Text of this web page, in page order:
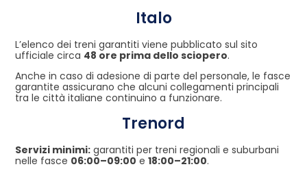
Italo
L’elenco dei treni garantiti viene pubblicato sul sito
ufficiale circa 48 ore prima dello sciopero.
Anche in caso di adesione di parte del personale, le fasce
garantite assicurano che alcuni collegamenti principali
tra le città italiane continuino a funzionare.
Trenord
Servizi minimi: garantiti per treni regionali e suburbani
nelle fasce 06:00–09:00 e 18:00–21:00.